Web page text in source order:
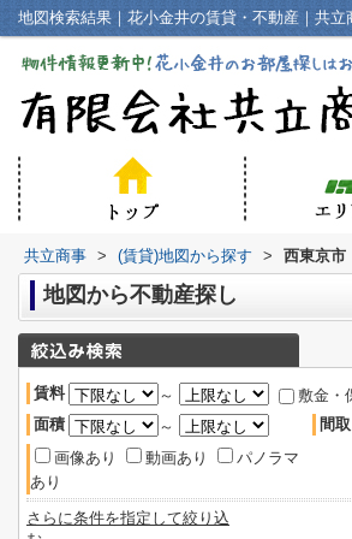
地図検索結果｜花小金井の賃貸・不動産｜共立
共立商事 > (賃貸)地図から探す > 西東京市
地図から不動産探し
賃料 ～ 敷金・
面積
～
画像あり
動画あり
パノラマ
あり
間
さらに条件を指定して絞り込